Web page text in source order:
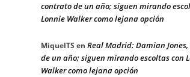
contrato de un año; siguen mirando
Lonnie Walker como lejana opción
MiquelTS en Real Madrid: Damian
de un año; siguen mirando escoltas con
Walker como lejana opción